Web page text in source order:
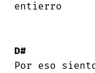
entierro
D#
Por eso